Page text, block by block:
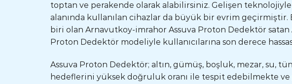
toptan ve perakende olarak alabilirsiniz. Gelişen
alanında kullanılan cihazlar da büyük bir evrim
biri olan Arnavutkoy-imrahor Assuva Proton Dedektör
Proton Dedektör modeliyle kullanıcılarına son derece
Assuva Proton Dedektör; altın, gümüş, boşluk, mezar, su,
hedeflerini yüksek doğruluk oranı ile tespit edebilmekte